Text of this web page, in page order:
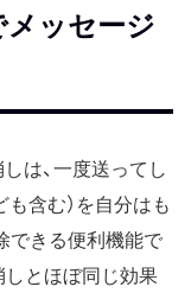
ッセージ
は、一度送ってし
含む）を自分はも
できる便利機能で
しとほぼ同じ効果